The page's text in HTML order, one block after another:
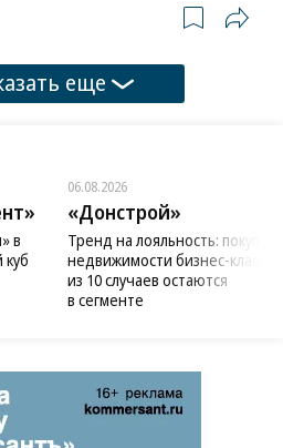
еще
в
06.08.2026
«Донстрой»
Тренд на лояльность:
недвижимости бизнес-класса
из 10 случаев остаются
в сегменте